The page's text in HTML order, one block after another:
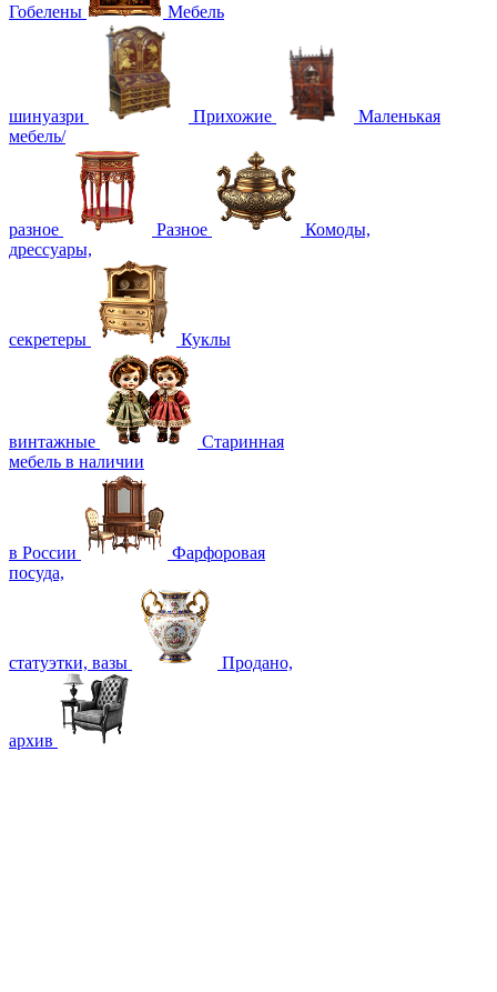
Гобелены Мебель
шинуазри Прихожие
Маленькая
мебель/
разное Разное
Комоды,
дрессуары,
секретеры Куклы
винтажные
Старинная
мебель в наличии
в России
Фарфоровая
посуда,
статуэтки, вазы Продано,
архив